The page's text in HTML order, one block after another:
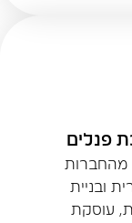
פנלים
מהחברות
ובניית
עוסקת